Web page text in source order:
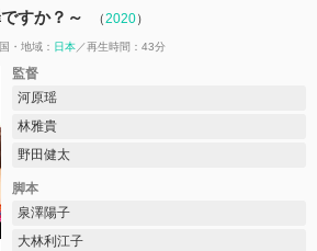
すか？～ （2020）
・地域： 日本 再生時間：43分
監督
河原瑶
林雅貴
野田健太
脚本
泉澤陽子
大林利江子